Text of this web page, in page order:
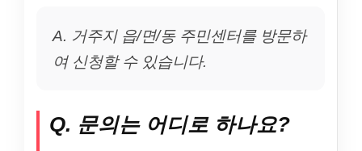
A. 거주지 읍/면/동 주민센터를 방문하
여 신청할 수 있습니다.
Q. 문의는 어디로 하나요?